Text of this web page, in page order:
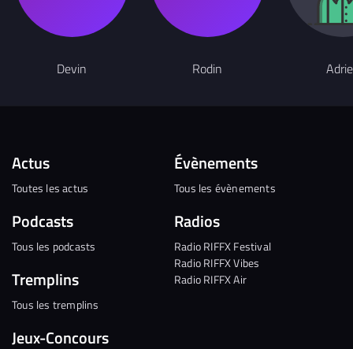
Devin Rodin
Actus
Toutes les actus
Podcasts
Tous les podcasts
Tremplins
Tous les tremplins
Jeux-Concours
Évènements
Tous les évènements
Radios
Radio RIFFX Festival
Radio RIFFX Vibes
Radio RIFFX Air